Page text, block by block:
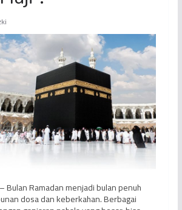
Bulan Ramadan menjadi bulan penuh
dosa dan keberkahan. Berbagai